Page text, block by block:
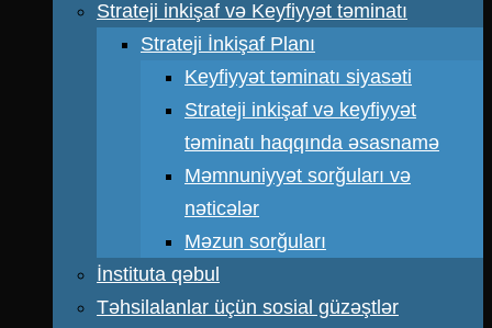
Strateji inkişaf və Keyfiyyət təminatı
Strateji İnkişaf Planı
Keyfiyyət təminatı siyasəti
Strateji inkişaf və keyfiyyət
təminatı haqqında əsasnamə
Məmnuniyyət sorğuları və
nəticələr
Məzun sorğuları
İnstituta qəbul
Təhsilalanlar üçün sosial güzəştlər